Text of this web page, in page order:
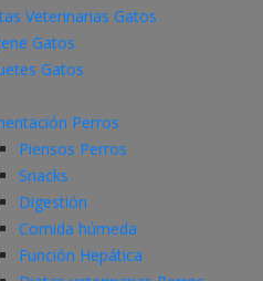
Veterinarias Gatos
Gatos
Gatos
Perros
Piensos Perros
Snacks
Digestión
Comida húmeda
Función Hepática